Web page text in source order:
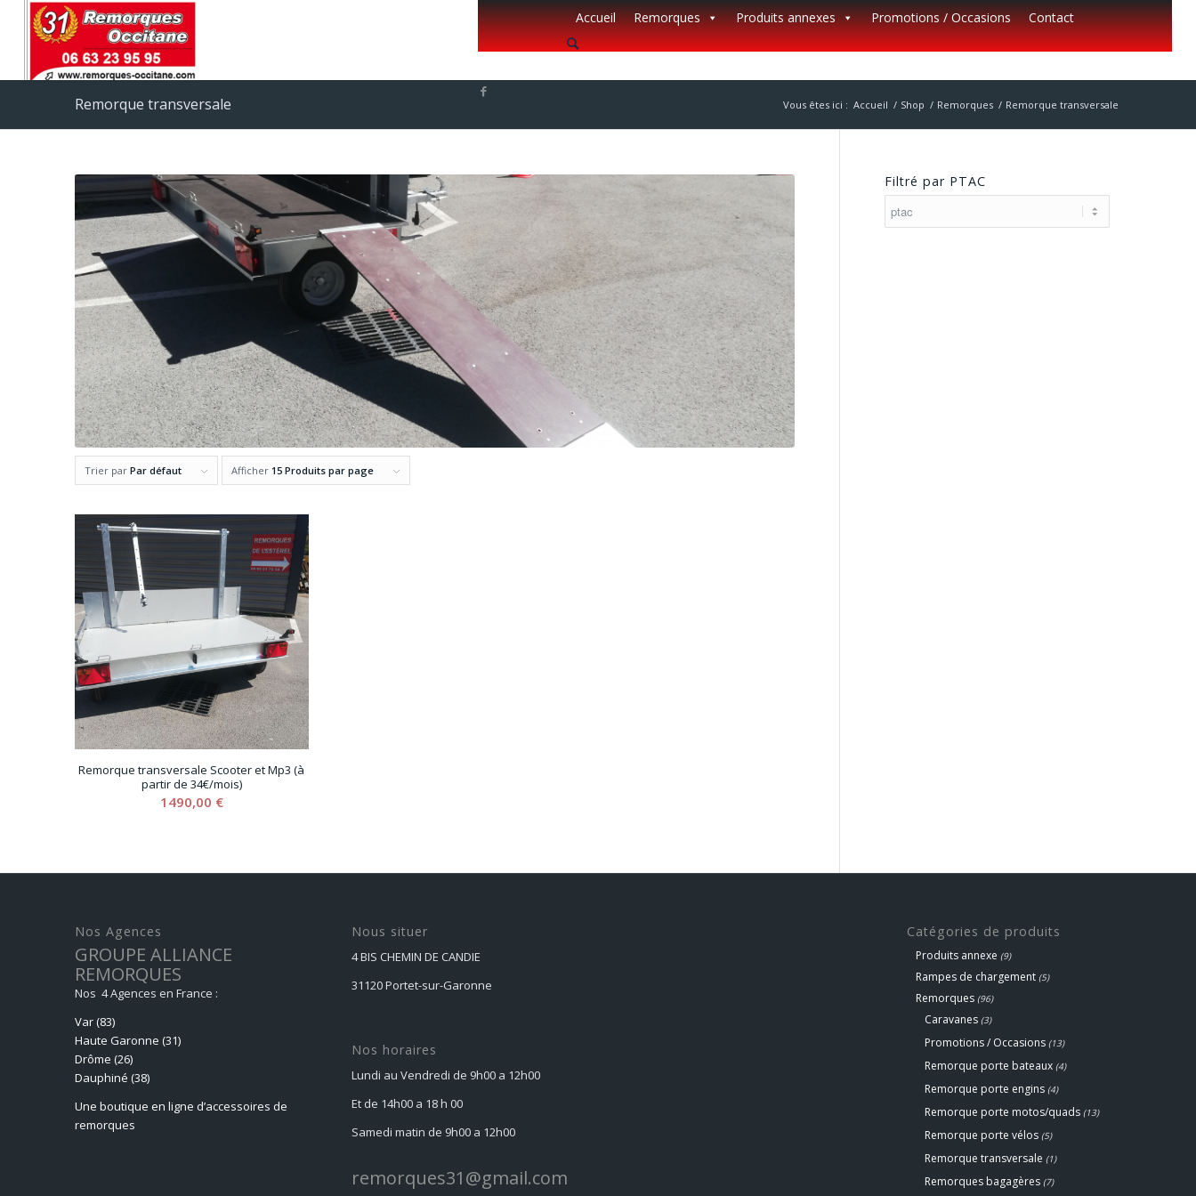
Accueil Remorques Produits annexes Promotions / Occasions Contact
Remorque transversale Vous êtes ici : Accueil / Shop / Remorques / Remorque transversale
Trier par Par défaut Afficher 15 Produits par page
Remorque transversale Scooter et Mp3 (à
partir de 34€/mois)
1490,00 €
Filtré par PTAC
Nos Agences
GROUPE ALLIANCE
REMORQUES
Nos 4 Agences en France :
Var (83)
Haute Garonne (31)
Drôme (26)
Dauphiné (38)
Une boutique en ligne d’accessoires de
remorques
Nous situer
4 BIS CHEMIN DE CANDIE
31120 Portet-sur-Garonne
Nos horaires
Lundi au Vendredi de 9h00 a 12h00
Et de 14h00 a 18 h 00
Samedi matin de 9h00 a 12h00
remorques31@gmail.com
Catégories de produits
Produits annexe (9)
Rampes de chargement (5)
Remorques (96)
Caravanes (3)
Promotions / Occasions (13)
Remorque porte bateaux (4)
Remorque porte engins (4)
Remorque porte motos/quads (13)
Remorque porte vélos (5)
Remorque transversale (1)
Remorques bagagères (7)